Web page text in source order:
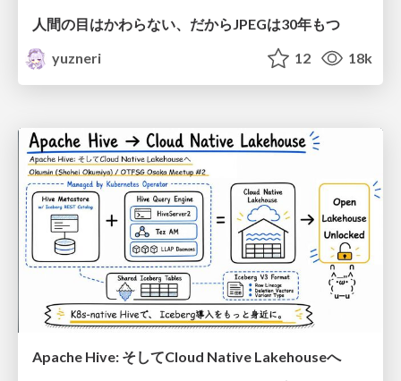
人間の目はかわらない、だからJPEGは30年もつ
yuzneri
12 18k
Apache Hive: そしてCloud Native Lakehouseへ